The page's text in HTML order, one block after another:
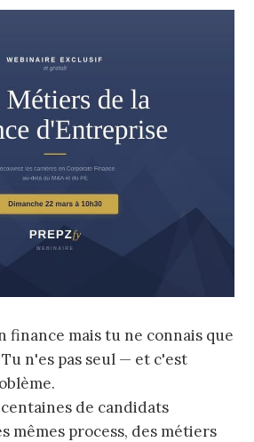
finance mais tu ne connais que
n'es pas seul — et c'est
de candidats
mêmes process, des métiers